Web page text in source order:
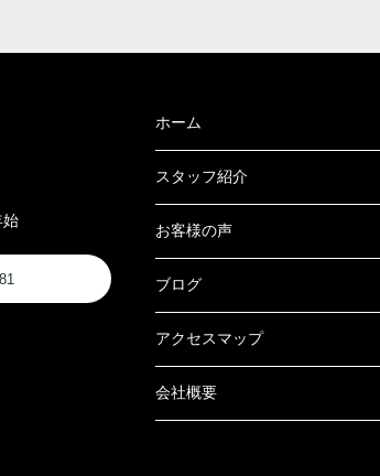
始
ホーム
スタッフ紹介
お客様の声
ブログ
アクセスマップ
会社概要